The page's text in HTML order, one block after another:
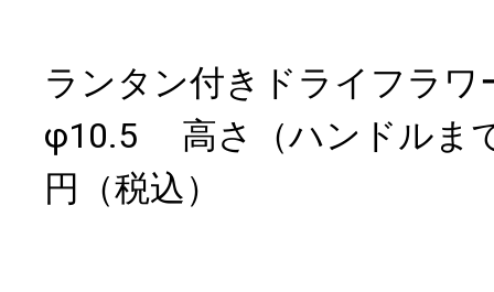
ランタン付きドライフラワ
φ10.5 高さ（ハンドルま
円（税込）